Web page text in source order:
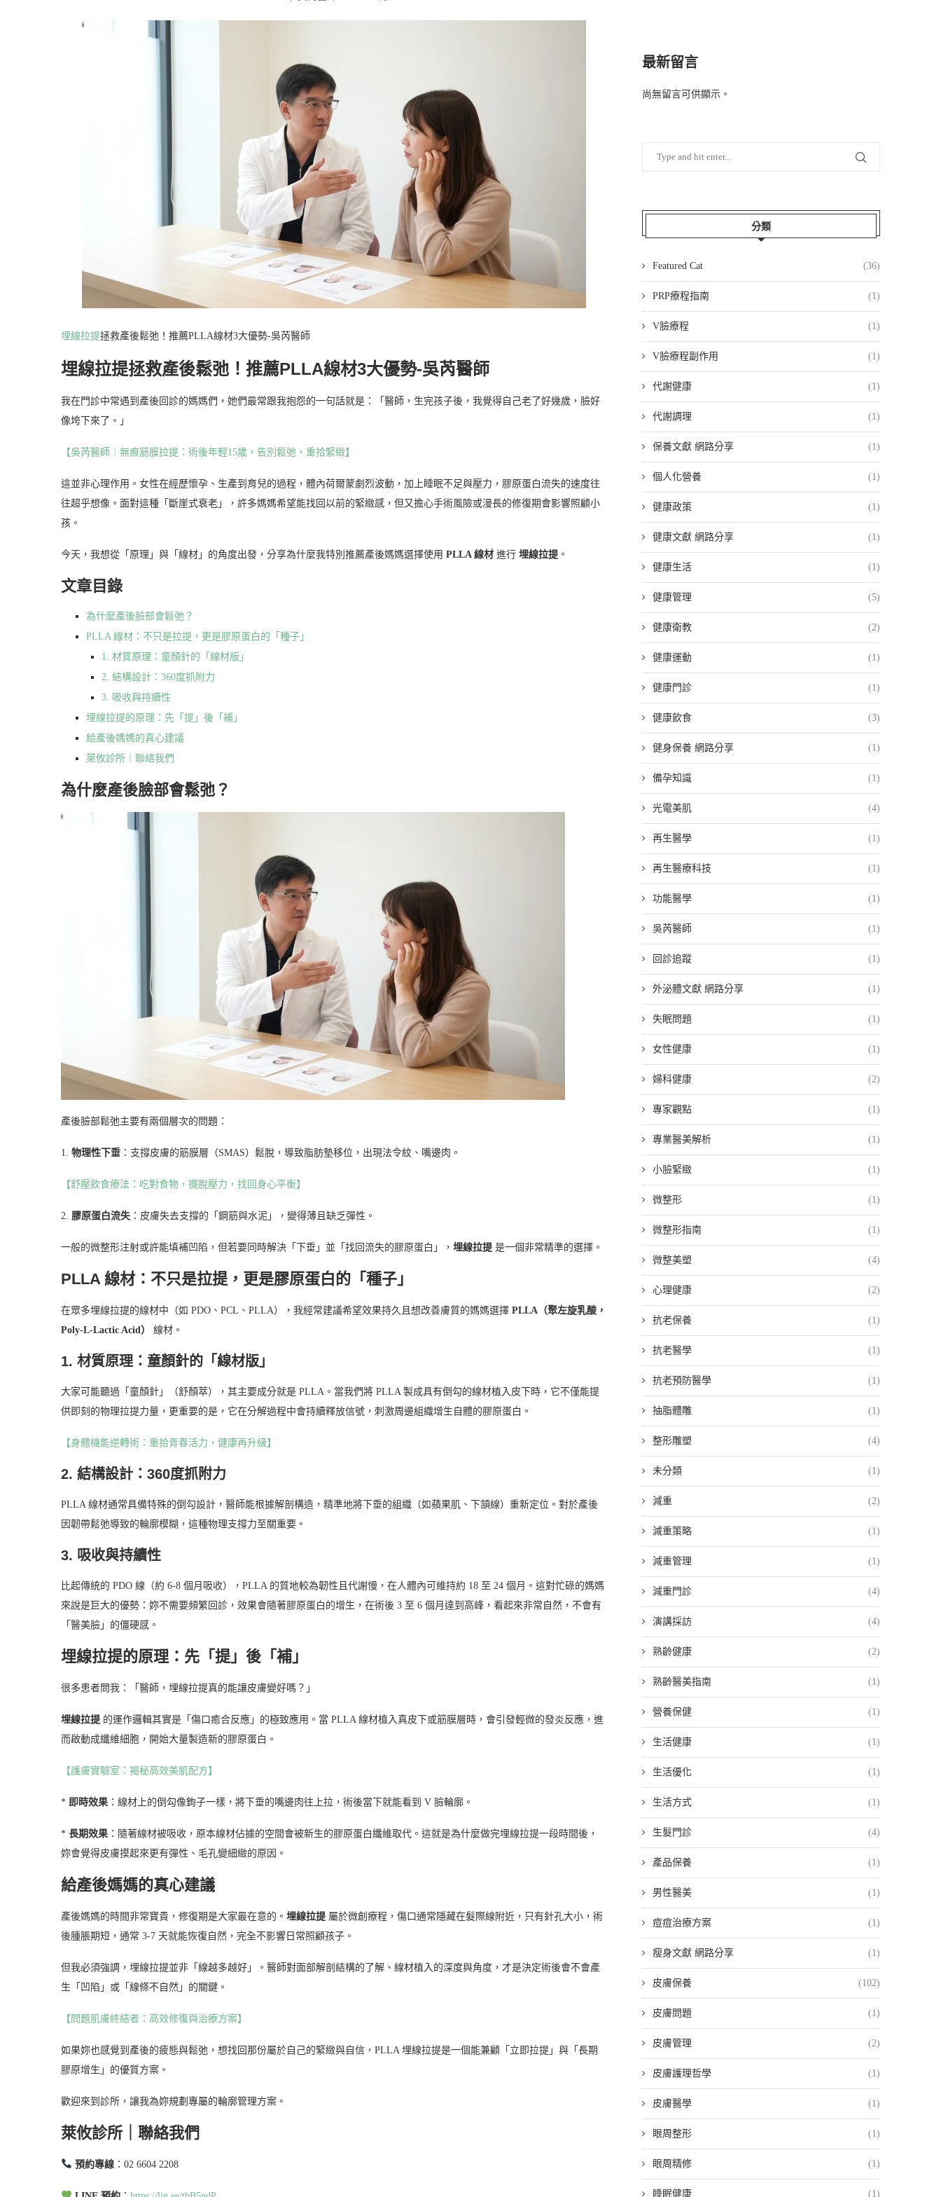
埋線拉提拯救產後鬆弛！推薦PLLA線材3大優勢-吳芮醫師
埋線拉提拯救產後鬆弛！推薦PLLA線材3大優勢-吳芮醫師
我在門診中常遇到產後回診的媽媽們，她們最常跟我抱怨的一句話就是：「醫師，生完孩子後，我覺得自己老了好幾歲，臉好
像垮下來了。」
【吳芮醫師｜無痕筋膜拉提：術後年輕15歲，告別鬆弛，重拾緊緻】
這並非心理作用。女性在經歷懷孕、生產到育兒的過程，體內荷爾蒙劇烈波動，加上睡眠不足與壓力，膠原蛋白流失的速度往
往超乎想像。面對這種「斷崖式衰老」，許多媽媽希望能找回以前的緊緻感，但又擔心手術風險或漫長的修復期會影響照顧小
孩。
今天，我想從「原理」與「線材」的角度出發，分享為什麼我特別推薦產後媽媽選擇使用 PLLA 線材 進行 埋線拉提 。
文章目錄
為什麼產後臉部會鬆弛？
PLLA 線材：不只是拉提，更是膠原蛋白的「種子」
1. 材質原理：童顏針的「線材版」
2. 結構設計：360度抓附力
3. 吸收與持續性
埋線拉提的原理：先「提」後「補」
給產後媽媽的真心建議
萊攸診所｜聯絡我們
為什麼產後臉部會鬆弛？
產後臉部鬆弛主要有兩個層次的問題：
1. 物理性下垂 ：支撐皮膚的筋膜層（SMAS）鬆脫，導致脂肪墊移位，出現法令紋、嘴邊肉。
【舒壓飲食療法：吃對食物，擺脫壓力，找回身心平衡】
2. 膠原蛋白流失 ：皮膚失去支撐的「鋼筋與水泥」，變得薄且缺乏彈性。
一般的微整形注射或許能填補凹陷，但若要同時解決「下垂」並「找回流失的膠原蛋白」， 埋線拉提 是一個非常精準的選擇。
PLLA 線材：不只是拉提，更是膠原蛋白的「種子」
在眾多埋線拉提的線材中（如 PDO、PCL、PLLA），我經常建議希望效果持久且想改善膚質的媽媽選擇 PLLA（聚左旋乳酸，
Poly-L-Lactic Acid）
線材。
1. 材質原理：童顏針的「線材版」
大家可能聽過「童顏針」（舒顏萃），其主要成分就是 PLLA。當我們將 PLLA 製成具有倒勾的線材植入皮下時，它不僅能提
供即刻的物理拉提力量，更重要的是，它在分解過程中會持續釋放信號，刺激周邊組織增生自體的膠原蛋白。
【身體機能逆轉術：重拾青春活力，健康再升級】
2. 結構設計：360度抓附力
PLLA 線材通常具備特殊的倒勾設計，醫師能根據解剖構造，精準地將下垂的組織（如蘋果肌、下頷線）重新定位。對於產後
因韌帶鬆弛導致的輪廓模糊，這種物理支撐力至關重要。
3. 吸收與持續性
比起傳統的 PDO 線（約 6-8 個月吸收），PLLA 的質地較為韌性且代謝慢，在人體內可維持約 18 至 24 個月。這對忙碌的媽媽
來說是巨大的優勢：妳不需要頻繁回診，效果會隨著膠原蛋白的增生，在術後 3 至 6 個月達到高峰，看起來非常自然，不會有
「醫美臉」的僵硬感。
埋線拉提的原理：先「提」後「補」
很多患者問我：「醫師，埋線拉提真的能讓皮膚變好嗎？」
埋線拉提 的運作邏輯其實是「傷口癒合反應」的極致應用。當 PLLA 線材植入真皮下或筋膜層時，會引發輕微的發炎反應，進
而啟動成纖維細胞，開始大量製造新的膠原蛋白。
【護膚實驗室：揭秘高效美肌配方】
* 即時效果 ：線材上的倒勾像鉤子一樣，將下垂的嘴邊肉往上拉，術後當下就能看到 V 臉輪廓。
* 長期效果 ：隨著線材被吸收，原本線材佔據的空間會被新生的膠原蛋白纖維取代。這就是為什麼做完埋線拉提一段時間後，
妳會覺得皮膚摸起來更有彈性、毛孔變細緻的原因。
給產後媽媽的真心建議
產後媽媽的時間非常寶貴，修復期是大家最在意的。 埋線拉提 屬於微創療程，傷口通常隱藏在髮際線附近，只有針孔大小，術
後腫脹期短，通常 3-7 天就能恢復自然，完全不影響日常照顧孩子。
但我必須強調，埋線拉提並非「線越多越好」。醫師對面部解剖結構的了解、線材植入的深度與角度，才是決定術後會不會產
生「凹陷」或「線條不自然」的關鍵。
【問題肌膚終結者：高效修復與治療方案】
如果妳也感覺到產後的疲態與鬆弛，想找回那份屬於自己的緊緻與自信，PLLA 埋線拉提是一個能兼顧「立即拉提」與「長期
膠原增生」的優質方案。
歡迎來到診所，讓我為妳規劃專屬的輪廓管理方案。
萊攸診所｜聯絡我們
預約專線：02 6604 2208
最新留言
尚無留言可供顯示。
分類
Featured Cat (36)
PRP療程指南 (1)
V臉療程 (1)
V臉療程副作用 (1)
代謝健康 (1)
代謝調理 (1)
保養文獻 網路分享 (1)
個人化營養 (1)
健康政策 (1)
健康文獻 網路分享 (1)
健康生活 (1)
健康管理 (5)
健康衛教 (2)
健康運動 (1)
健康門診 (1)
健康飲食 (3)
健身保養 網路分享 (1)
備孕知識 (1)
光電美肌 (4)
再生醫學 (1)
再生醫療科技 (1)
功能醫學 (1)
吳芮醫師 (1)
回診追蹤 (1)
外泌體文獻 網路分享 (1)
失眠問題 (1)
女性健康 (1)
婦科健康 (2)
專家觀點 (1)
專業醫美解析 (1)
小臉緊緻 (1)
微整形 (1)
微整形指南 (1)
微整美塑 (4)
心理健康 (2)
抗老保養 (1)
抗老醫學 (1)
抗老預防醫學 (1)
抽脂體雕 (1)
整形雕塑 (4)
未分類 (1)
減重 (2)
減重策略 (1)
減重管理 (1)
減重門診 (4)
演講採訪 (4)
熟齡健康 (2)
熟齡醫美指南 (1)
營養保健 (1)
生活健康 (1)
生活優化 (1)
生活方式 (1)
生髮門診 (4)
產品保養 (1)
男性醫美 (1)
痘痘治療方案 (1)
瘦身文獻 網路分享 (1)
皮膚保養 (102)
皮膚問題 (1)
皮膚管理 (2)
皮膚護理哲學 (1)
皮膚醫學 (1)
眼周整形 (1)
眼周精修 (1)
睡眠健康 (1)